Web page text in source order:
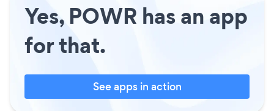
Yes, POWR has an app
for that.
See apps in action